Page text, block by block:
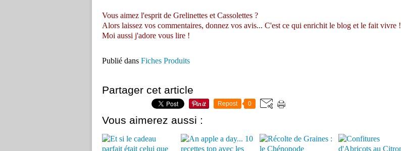
Vous aimez l'esprit de Grelinettes et Cassolettes ?
Alors laissez vos commentaires, donnez vos avis... C'est ce qui enrichit le blog et le fait vivre !
Moi aussi j'adore vous lire !
Publié dans Fiches Produits
Partager cet article
Repost 0
Vous aimerez aussi :